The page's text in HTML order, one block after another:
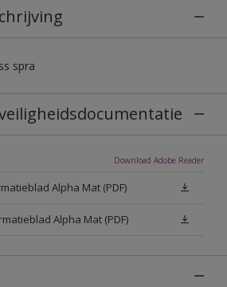
spra
Download Adobe Reader
Alpha Mat (PDF)
Alpha Mat (PDF)